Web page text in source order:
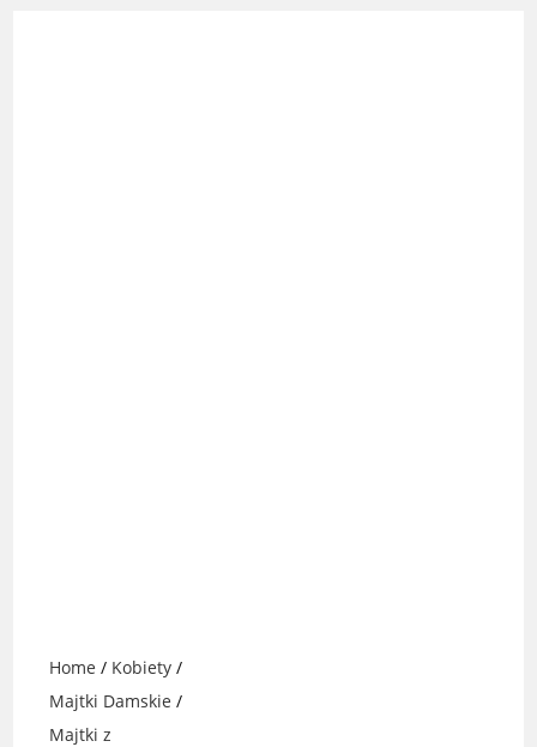
Home / Kobiety /
Majtki Damskie /
Majtki z